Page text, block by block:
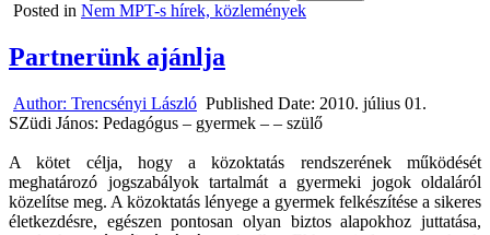
Posted in Nem MPT-s hírek, közlemények
Partnerünk ajánlja
Author: Trencsényi László Published Date: 2010. július 01.
SZüdi János: Pedagógus – gyermek – – szülő
A kötet célja, hogy a közoktatás rendszerének működését
meghatározó jogszabályok tartalmát a gyermeki jogok oldaláról
közelítse meg. A közoktatás lényege a gyermek felkészítése a sikeres
életkezdésre, egészen pontosan olyan biztos alapokhoz juttatása,